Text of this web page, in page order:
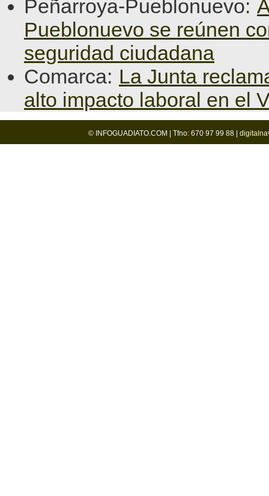
Peñarroya-Pueblonuevo:
Pueblonuevo se reúnen
seguridad ciudadana
Comarca: La Junta
alto impacto laboral en el
© INFOGUADIATO.COM | Tfno: 670 97 99 88 |